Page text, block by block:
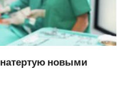
новыми